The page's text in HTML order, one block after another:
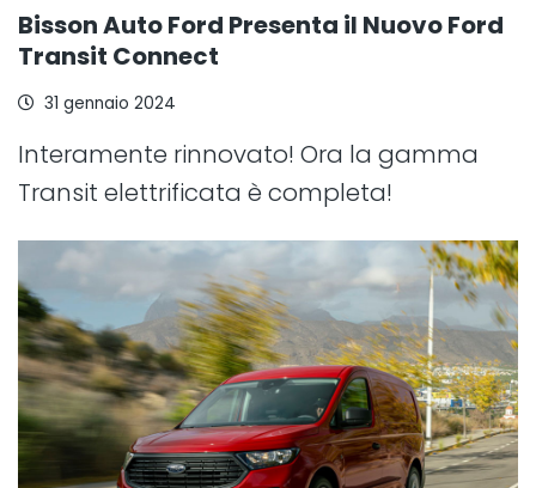
Bisson Auto Ford Presenta il Nuovo Ford
Transit Connect
31 gennaio 2024
Interamente rinnovato! Ora la gamma
Transit elettrificata è completa!